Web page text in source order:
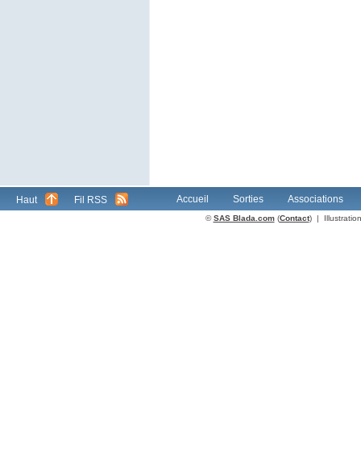
Haut Fil RSS Accueil Sorties Associations
©SAS Blada.com(Contact) |